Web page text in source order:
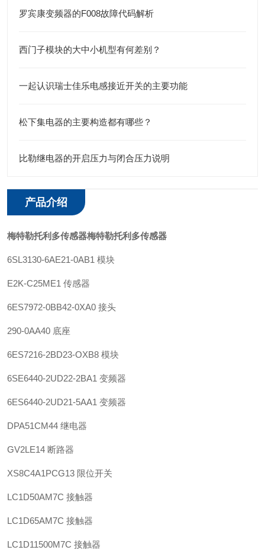
罗宾康变频器的F008故障代码解析
西门子模块的大中小机型有何差别？
一起认识瑞士佳乐电感接近开关的主要功能
松下集电器的主要构造都有哪些？
比勒继电器的开启压力与闭合压力说明
产品介绍
梅特勒托利多传感器梅特勒托利多传感器
6SL3130-6AE21-0AB1 模块
E2K-C25ME1 传感器
6ES7972-0BB42-0XA0 接头
290-0AA40 底座
6ES7216-2BD23-OXB8 模块
6SE6440-2UD22-2BA1 变频器
6ES6440-2UD21-5AA1 变频器
DPA51CM44 继电器
GV2LE14 断路器
XS8C4A1PCG13 限位开关
LC1D50AM7C 接触器
LC1D65AM7C 接触器
LC1D11500M7C 接触器